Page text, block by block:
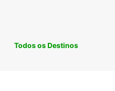
Todos os Destinos